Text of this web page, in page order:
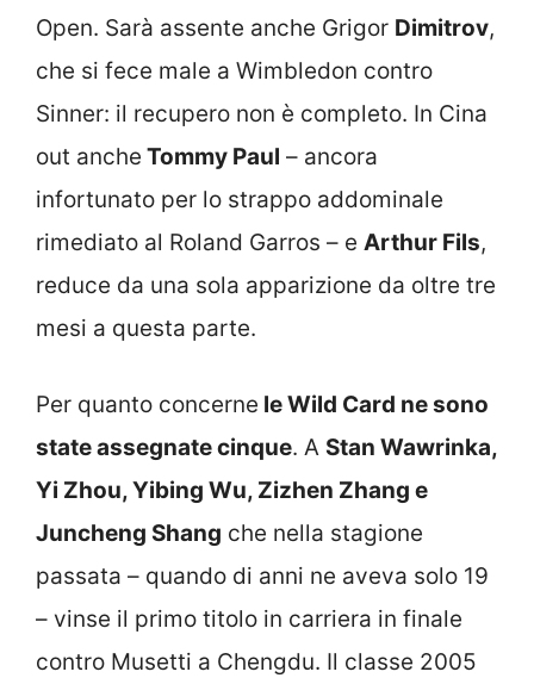
Open. Sarà assente anche Grigor Dimitrov,
che si fece male a Wimbledon contro
Sinner: il recupero non è completo. In Cina
out anche Tommy Paul – ancora
infortunato per lo strappo addominale
rimediato al Roland Garros – e Arthur Fils,
reduce da una sola apparizione da oltre tre
mesi a questa parte.
Per quanto concerne le Wild Card ne sono
state assegnate cinque. A Stan Wawrinka,
Yi Zhou, Yibing Wu, Zizhen Zhang e
Juncheng Shang che nella stagione
passata – quando di anni ne aveva solo 19
– vinse il primo titolo in carriera in finale
contro Musetti a Chengdu. Il classe 2005